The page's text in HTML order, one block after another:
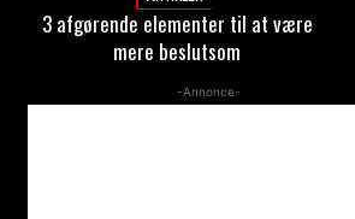
3 afgørende elementer til at være
mere beslutsom
-Annonce-